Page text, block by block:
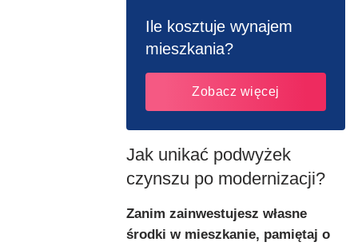
Ile kosztuje wynajem
mieszkania?
Zobacz więcej
Jak unikać podwyżek
czynszu po modernizacji?
Zanim zainwestujesz własne
środki w mieszkanie, pamiętaj o